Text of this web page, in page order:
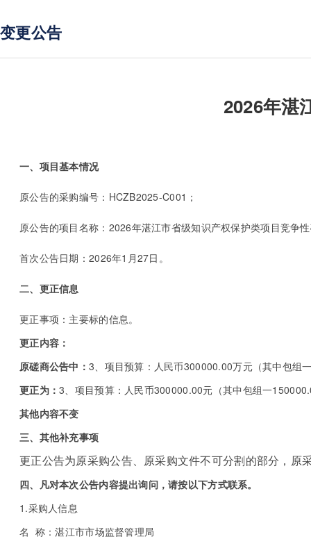
变更公告
2026年湛
一、项目基本情况
原公告的采购编号：HCZB2025-C001；
原公告的项目名称：2026年湛江市省级知识产权保护类项目竞争
首次公告日期：2026年1月27日。
二、更正信息
更正事项：主要标的信息。
更正内容：
原磋商公告中： 3、项目预算：人民币300000.00万元（其中包组
更正为：3、项目预算：人民币300000.00元（其中包组一
其他内容不变
三、其他补充事项
更正公告为原采购公告、原采购文件不可分割的部分，
四、凡对本次公告内容提出询问，请按以下方式联系。
1.采购人信息
名 称：湛江市市场监督管理局